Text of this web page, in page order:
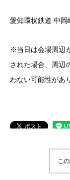
愛知環状鉄道 中
※当日は会場周辺
された場合、周辺
わない可能性があ
こ